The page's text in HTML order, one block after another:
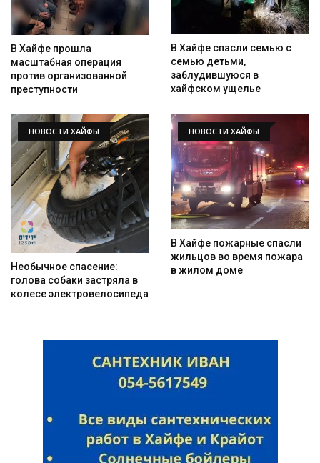
В Хайфе прошла
масштабная операция
против организованной
преступности
В Хайфе спасли семью с
семью детьми,
заблудившуюся в
хайфском ущелье
НОВОСТИ ХАЙФЫ
Необычное спасение:
голова собаки застряла в
колесе электровелосипеда
НОВОСТИ ХАЙФЫ
В Хайфе пожарные спасли
жильцов во время пожара
в жилом доме